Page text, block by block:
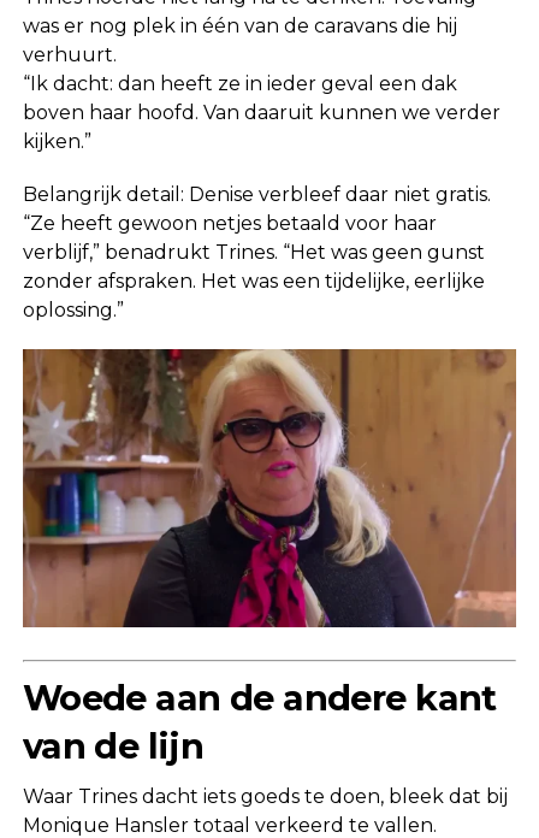
was er nog plek in één van de caravans die hij
verhuurt.
“Ik dacht: dan heeft ze in ieder geval een dak
boven haar hoofd. Van daaruit kunnen we verder
kijken.”
Belangrijk detail: Denise verbleef daar niet gratis.
“Ze heeft gewoon netjes betaald voor haar
verblijf,” benadrukt Trines. “Het was geen gunst
zonder afspraken. Het was een tijdelijke, eerlijke
oplossing.”
Woede aan de andere kant
van de lijn
Waar Trines dacht iets goeds te doen, bleek dat bij
Monique Hansler totaal verkeerd te vallen.